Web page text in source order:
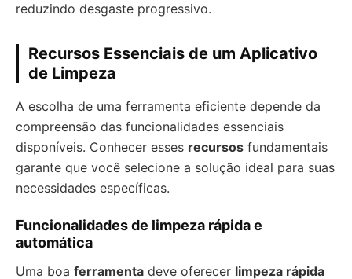
reduzindo desgaste progressivo.
Recursos Essenciais de um Aplicativo
de Limpeza
A escolha de uma ferramenta eficiente depende da
compreensão das funcionalidades essenciais
disponíveis. Conhecer esses recursos fundamentais
garante que você selecione a solução ideal para suas
necessidades específicas.
Funcionalidades de limpeza rápida e
automática
Uma boa ferramenta deve oferecer limpeza rápida